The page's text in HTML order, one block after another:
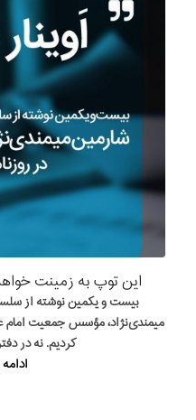
این توپ به زمینت
بیست و یکمین نوشته از
میمندی‌نژاد، مؤسس جمعیت امام
کردیم. نه در